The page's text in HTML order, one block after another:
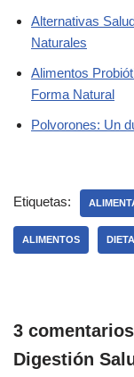
Alternativas
Naturales
Alimentos
Forma Natural
Polvorones: Un
Etiquetas:
ALIMENTOS DIETA
3
Digestión